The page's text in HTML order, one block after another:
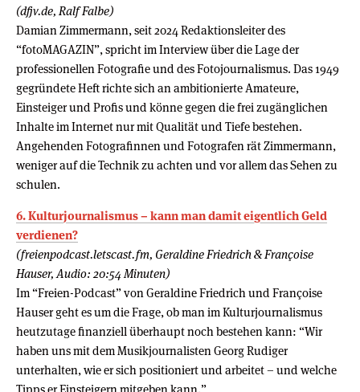
(dfjv.de, Ralf Falbe)
Damian Zimmermann, seit 2024 Redaktionsleiter des
“fotoMAGAZIN”, spricht im Interview über die Lage der
professionellen Fotografie und des Fotojournalismus. Das 1949
gegründete Heft richte sich an ambitionierte Amateure,
Einsteiger und Profis und könne gegen die frei zugänglichen
Inhalte im Internet nur mit Qualität und Tiefe bestehen.
Angehenden Fotografinnen und Fotografen rät Zimmermann,
weniger auf die Technik zu achten und vor allem das Sehen zu
schulen.
6. Kulturjournalismus – kann man damit eigentlich Geld
verdienen?
(freienpodcast.letscast.fm, Geraldine Friedrich & Françoise
Hauser, Audio: 20:54 Minuten)
Im “Freien-Podcast” von Geraldine Friedrich und Françoise
Hauser geht es um die Frage, ob man im Kulturjournalismus
heutzutage finanziell überhaupt noch bestehen kann: “Wir
haben uns mit dem Musikjournalisten Georg Rudiger
unterhalten, wie er sich positioniert und arbeitet – und welche
Tipps er Einsteigern mitgeben kann.”